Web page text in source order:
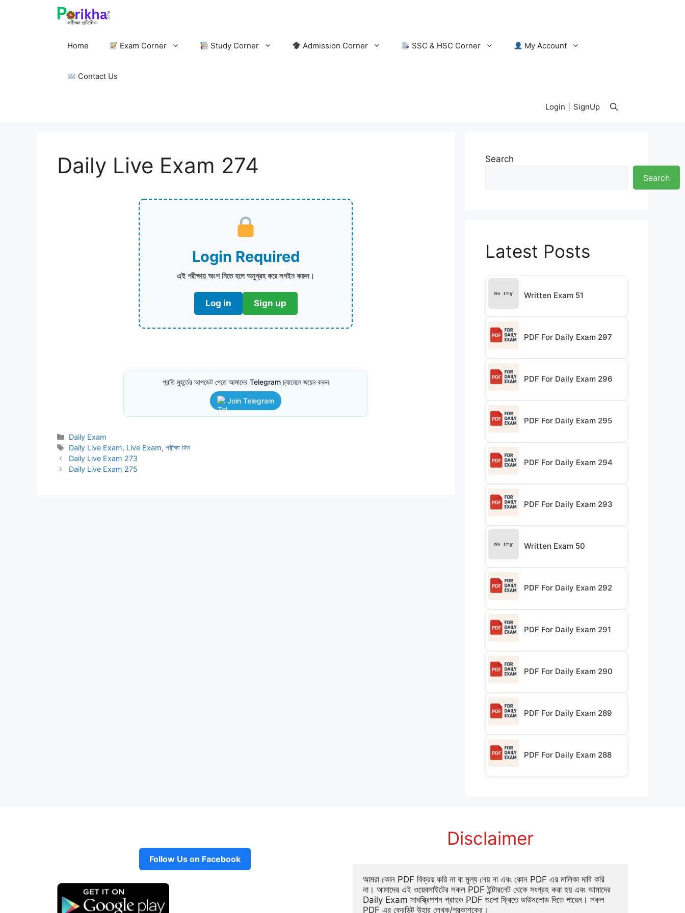
Home Exam Corner Study Corner Admission Corner SSC & HSC Corner My Account
Contact Us
Login SignUp
Daily Live Exam 274
Login Required
এই পরীক্ষায় অংশ নিতে হলে অনুগ্রহ করে লগইন করুন।
Log in Sign up
প্রতি মুহূর্তের আপডেট পেতে আমাদের Telegram চ্যানেলে জয়েন করুন
Join Telegram
Categories
Daily Exam
Tags
Daily Live Exam, Live Exam,পরীক্ষা দিন
Daily Live Exam 273
Daily Live Exam 275
Search
Search
Latest Posts
Written Exam 51
PDF For Daily Exam 297
PDF For Daily Exam 296
PDF For Daily Exam 295
PDF For Daily Exam 294
PDF For Daily Exam 293
Written Exam 50
PDF For Daily Exam 292
PDF For Daily Exam 291
PDF For Daily Exam 290
PDF For Daily Exam 289
PDF For Daily Exam 288
Follow Us on Facebook
Disclaimer
আমরা কোন PDF বিক্রয় করি না বা মূল্য নেয় না এবং কোন PDF এর মালিকা দাবি করি
না। আমাদের এই ওয়েবসাইটের সকল PDF ইন্টারনেট থেকে সংগ্রহ করা হয় এবং আমাদের
Daily Exam সাবস্ক্রিপশন গ্রাহক PDF গুলো ফ্রিতে ডাউনলোড দিতে পারেন। সকল
PDF এর ক্রেডিট উহার লেখক/প্রকাশকের।